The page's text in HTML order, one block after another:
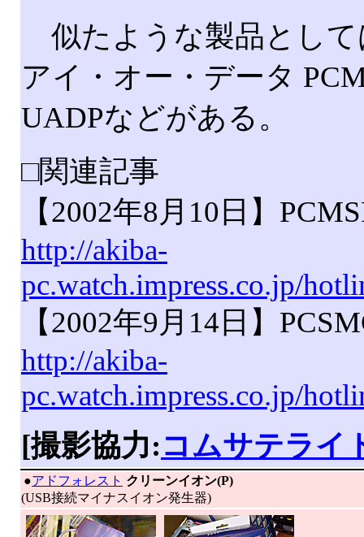
似たような製品として
アイ・オー・データ
UADPなどがある。
□関連記事
【2002年8月10日】
http://akiba-
pc.watch.impress.co.jp/
【2002年9月14日】
http://akiba-
pc.watch.impress.co.jp/
[撮影協力:コムサテライ
●アドフォレスト クリーンイオン(P)
(USB接続マイナスイオン発生器)